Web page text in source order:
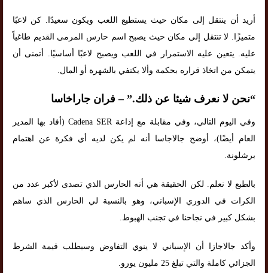
أريد أن ينتقل إلى مكان حيث يستطيع اللعب ويكون سعيدًا. كن لاعبًا
متميزًا. لا تنتقل إلى مكان حيث يصبح اسم حارس المرمى القديم طاغياً
عليه. يتعين عليه الاستمرار في اللعب ويصبح لاعبًا أساسيًا. أتمنى أن
يتمكن من اتخاذ قراره بحكمة وألا يكتفي بالشهرة أو المال.
“نحن لا نعرف شيئا عن ذلك.” – فران جاراخاسا
وفي اليوم التالي، وفي مقابلة مع إذاعة Cadena SER (أفاد بها المدير
العام أيضًا)، أوضح جالاجاسا أنه لم يكن لديه أي فكرة عن اهتمام
برشلونة.
بالطبع لا نعلم. لكن الحقيقة هي أنه الحارس الذي تصدى لأكبر عدد من
الكرات في الدوري الإسباني، وهو بالنسبة لي الحارس الذي ساهم
بشكل كبير في نجاحنا في تجنب الهبوط.
وأكد جالاجازا أن الإسباني لا ينوي التفاوض وسيطلب قيمة الشرط
الجزائي كاملة والتي تبلغ 25 مليون يورو.